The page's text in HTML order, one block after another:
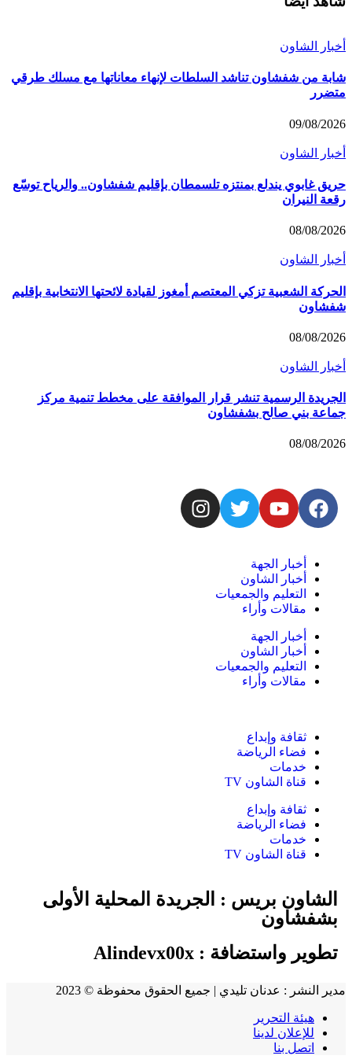
أخبار الشاون
شابة من شفشاون تناشد السلطات لإنهاء معاناتها مع مسلك طرقي
متضرر
09/08/2026
أخبار الشاون
حريق غابوي يندلع بمنتزه تلسمطان بإقليم شفشاون.. والرياح توسّع
رقعة النيران
08/08/2026
أخبار الشاون
الحركة الشعبية تزكي المعتصم أمغوز لقيادة لائحتها الانتخابية بإقليم
شفشاون
08/08/2026
أخبار الشاون
الجريدة الرسمية تنشر قرار الموافقة على مخطط تنمية مركز
جماعة بني صالح بشفشاون
08/08/2026
أخبار الجهة
أخبار الشاون
التعليم والجمعيات
مقالات وأراء
أخبار الجهة
أخبار الشاون
التعليم والجمعيات
مقالات وأراء
ثقافة وإبداع
فضاء الرياضة
خدمات
قناة الشاون TV
ثقافة وإبداع
فضاء الرياضة
خدمات
قناة الشاون TV
الشاون بريس : الجريدة المحلية الأولى
بشفشاون
تطوير واستضافة : Alindevx00x
مدير النشر : عدنان تليدي | جميع الحقوق محفوظة © 2023
هيئة التحرير
للإعلان لدينا
اتصل بنا